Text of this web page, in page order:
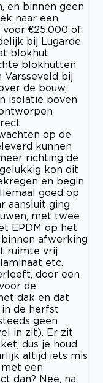
en binnen geen
naar een
€25.000 of
bij Lugarde
blokhut
blokhutten
bij
de bouw,
isolatie boven
op de
kunnen
richting de
kon dit
en begin
goed op
aansluit ging
met twee
EPDM op het
afwerking
ruimte vrij
etc.
door een
de
dak en dat
de herfst
geen
in zit). Er zit
dus je houd
altijd iets mis
een
dan? Nee, na